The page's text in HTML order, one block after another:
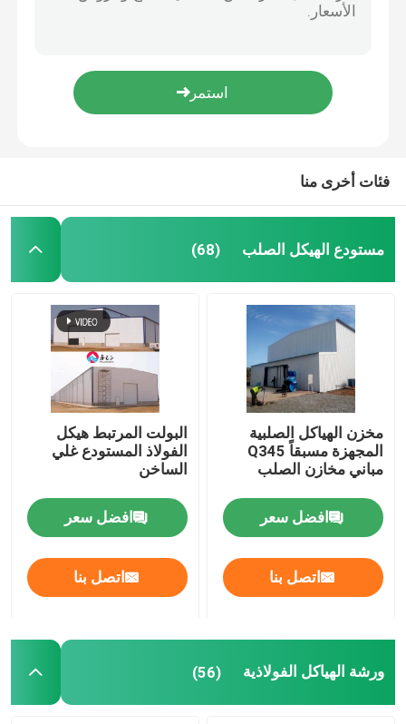
مبنى الهيكل الصلب
منزل مزرعة الماشية
معلق صلب هيكلي
قاعة المعارض الهيكل الصلب
المنازل المجهزة من الفولاذ
المواد الهيكلية من الصلب
قفص الدجاج طبقة البيض
نظام أرضية الطيور
فئات أخرى منا
مستودع الهيكل الصلب (68)
مخزن الهياكل الصلبية
المجهزة مسبقاً Q345
مباني مخازن الصلب
افضل سعر
اتصل بنا
البولت المرتبط هيكل
الفولاذ المستودع غلي
الساخن
افضل سعر
اتصل بنا
ورشة الهياكل الفولاذية (56)